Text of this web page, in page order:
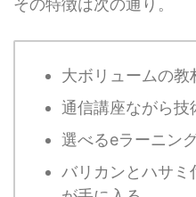
その特徴は次の通り。
大ボリュームの教
通信講座ながら技
選べるeラーニン
バリカンとハサミ